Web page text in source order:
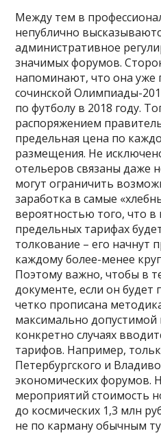
Между тем в
непублично
административное
значимых форумов.
напоминают, что она уже
сочинской Олимпиады-
по футболу в 2018 году.
распоряжением
предельная цена по
размещения. Не
отельеров связаны даже
могут ограничить
заработка в самые
вероятностью того, что
предельных тарифах
толкование – его начнут
каждому более-менее
Поэтому важно, чтобы в
документе, если он будет
четко прописана
максимально допустимой
конкретно случаях
тарифов. Например,
Петербургского и
экономических форумов.
мероприятий стоимость
до космических 1,3 млн
не по карману обычным